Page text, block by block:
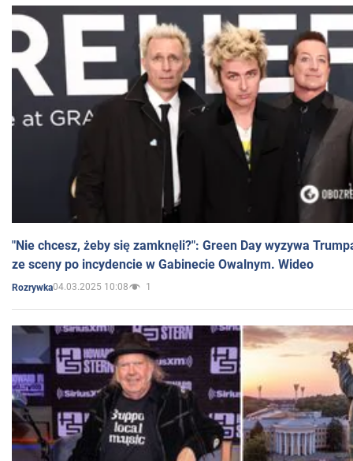
"Nie chcesz, żeby się zamknęli?": Green Day wyzywa
ze sceny po incydencie w Gabinecie Owalnym. Wideo
Rozrywka04.03.2025 10:08 1